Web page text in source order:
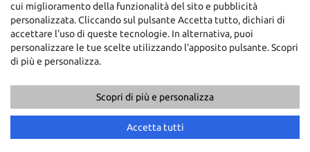
Copyright © 2026 GestionaleAuto.com S.r.l., Tutti i diritti riservati -
Leggi l'informativa sulla privacy-Cookie Policy
GestionaleAuto.com
cui miglioramento della funzionalità del sito e pubblicità
personalizzata. Cliccando sul pulsante Accetta tutto, dichiari di
accettare l'uso di queste tecnologie. In alternativa, puoi
personalizzare le tue scelte utilizzando l'apposito pulsante. Scopri
di più e personalizza.
Scopri di più e personalizza
Accetta tutti